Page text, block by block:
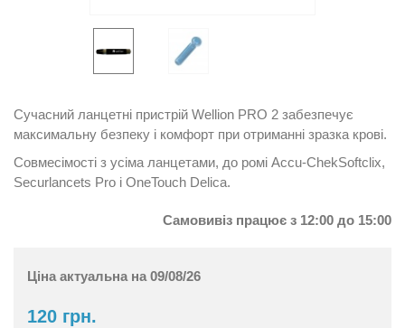
Сучасний ланцетні пристрій Wellion PRO 2 забезпечує
максимальну безпеку і комфорт при отриманні зразка крові.
Совмесімості з усіма ланцетами, до ромі Accu-ChekSoftclix,
Securlancets Pro і OneTouch Delica.
Самовивіз працює з 12:00 до 15:00
Ціна актуальна на 09/08/26
120 грн.